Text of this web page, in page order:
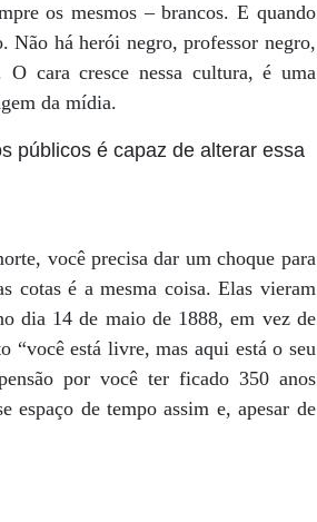
os mesmos – brancos. E quando
Não há herói negro, professor negro,
O cara cresce nessa cultura, é uma
da mídia.
públicos é capaz de alterar essa
você precisa dar um choque para
cotas é a mesma coisa. Elas vieram
dia 14 de maio de 1888, em vez de
“você está livre, mas aqui está o seu
por você ter ficado 350 anos
espaço de tempo assim e, apesar de